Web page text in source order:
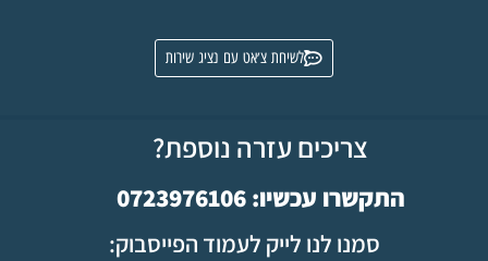
לשיחת צ׳אט עם נציג שירות
צריכים עזרה נוספת?
התקשרו עכשיו: 0723976106
סמנו לנו לייק לעמוד הפייסבוק: